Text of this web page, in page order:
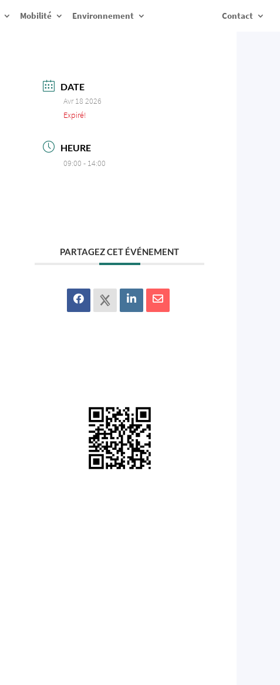
Mobilité Environnement Contact
DATE
Avr 18 2026
Expiré!
HEURE
09:00 - 14:00
PARTAGEZ CET ÉVÉNEMENT